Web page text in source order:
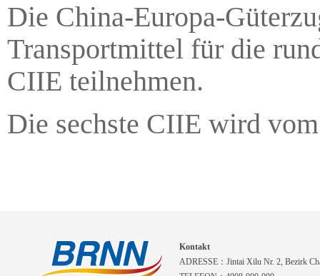
Die China-Europa-
Transportmittel für die
CIIE teilnehmen.
Die sechste CIIE wird
Kontakt
ADRESSE：Jintai Xilu Nr. 2, Bezirk